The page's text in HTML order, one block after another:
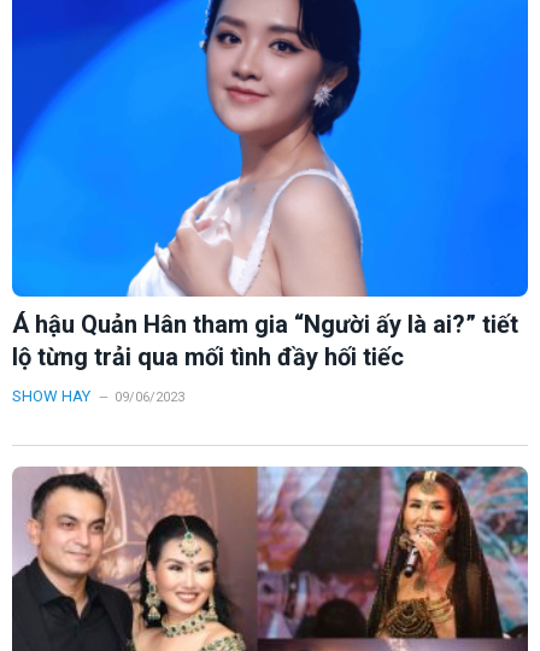
Á hậu Quản Hân tham gia “Người ấy là ai?” tiết
lộ từng trải qua mối tình đầy hối tiếc
SHOW HAY 09/06/2023